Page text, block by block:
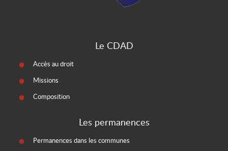
Le CDAD
Accès au droit
Missions
Composition
Les permanences
Permanences dans les communes